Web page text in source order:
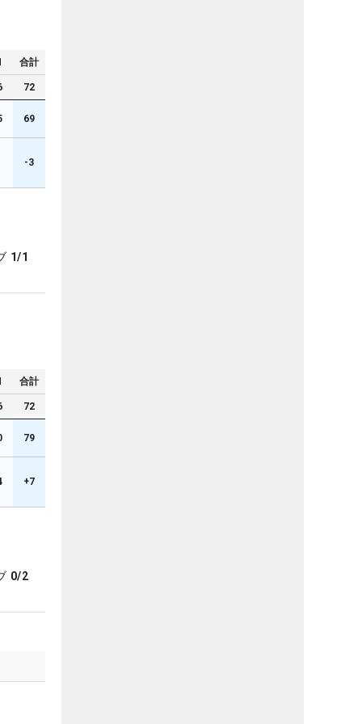
合計
72
69
-3
1/1
合計
72
79
+7
0/2